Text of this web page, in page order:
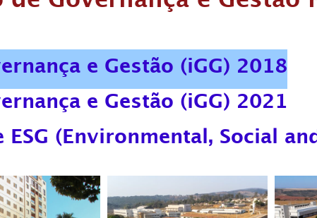
e Gestão (iGG) 2018
e Gestão (iGG) 2021
ESG (Environmental, Social